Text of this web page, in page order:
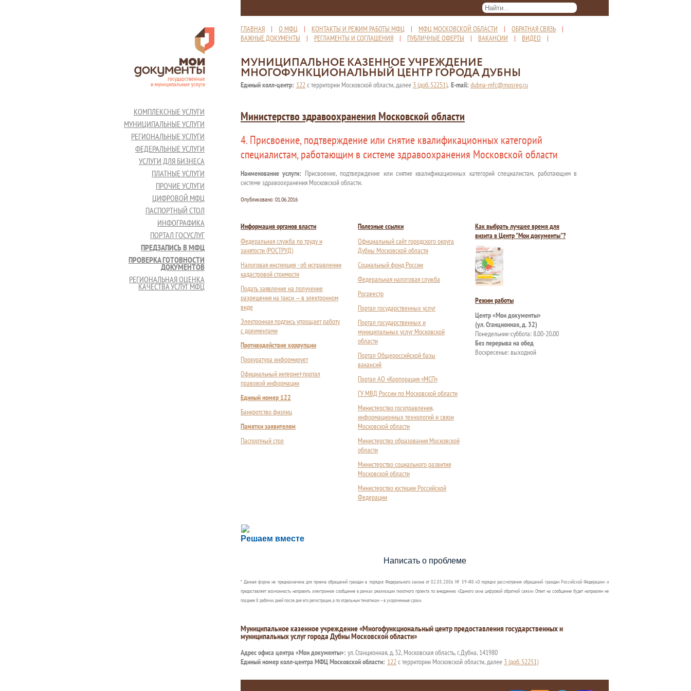
ГЛАВНАЯ | О МФЦ | КОНТАКТЫ И РЕЖИМ РАБОТЫ МФЦ | МФЦ МОСКОВСКОЙ ОБЛАСТИ | ОБРАТНАЯ СВЯЗЬ |
ВАЖНЫЕ ДОКУМЕНТЫ | РЕГЛАМЕНТЫ И СОГЛАШЕНИЯ | ПУБЛИЧНЫЕ ОФЕРТЫ | ВАКАНСИИ | ВИДЕО |
МУНИЦИПАЛЬНОЕ КАЗЕННОЕ УЧРЕЖДЕНИЕ
МНОГОФУНКЦИОНАЛЬНЫЙ ЦЕНТР ГОРОДА ДУБНЫ
Единый колл-центр: 122с территории Московской области, далее 3 (доб. 52251), E-mail: dubna-mfc@mosreg.ru
КОМПЛЕКСНЫЕ УСЛУГИ
МУНИЦИПАЛЬНЫЕ УСЛУГИ
РЕГИОНАЛЬНЫЕ УСЛУГИ
ФЕДЕРАЛЬНЫЕ УСЛУГИ
УСЛУГИ ДЛЯ БИЗНЕСА
ПЛАТНЫЕ УСЛУГИ
ПРОЧИЕ УСЛУГИ
ЦИФРОВОЙ МФЦ
ПАСПОРТНЫЙ СТОЛ
ИНФОГРАФИКА
ПОРТАЛ ГОСУСЛУГ
ПРЕДЗАПИСЬ В МФЦ
ПРОВЕРКА ГОТОВНОСТИ
ДОКУМЕНТОВ
РЕГИОНАЛЬНАЯ ОЦЕНКА
КАЧЕСТВА УСЛУГ МФЦ
Министерство здравоохранения Московской области
4. Присвоение, подтверждение или снятие квалификационных категорий
специалистам, работающим в системе здравоохранения Московской области
Наименование услуги: Присвоение, подтверждение или снятие квалификационных категорий специалистам, работающим в
системе здравоохранения Московской области.
Опубликовано: 01.06.2016
Информация органов власти
Федеральная служба по труду и
занятости (РОСТРУД)
Налоговая инспекция - об исправлении
кадастровой стоимости
Подать заявление на получение
разрешения на такси — в электронном
виде
Электронная подпись упрощает работу
с документами
Противодействие коррупции
Прокуратура информирует
Официальный интернет-портал
правовой информации
Единый номер 122
Банкротство физлиц
Памятки заявителям
Паспортный стол
Полезные ссылки
Официальный сайт городского округа
Дубны Московской области
Социальный фонд России
Федеральная налоговая служба
Росреестр
Портал государственных услуг
Портал государственных и
муниципальных услуг Московской
области
Портал Общероссийской базы
вакансий
Портал АО «Корпорация «МСП»
ГУ МВД России по Московской области
Министерство госуправления,
информационных технологий и связи
Московской области
Министерство образования Московской
области
Министерство социального развития
Московской области
Министерство юстиции Российской
Федерации
Как выбрать лучшее время для
визита в Центр "Мои документы"?
Режим работы
Центр «Мои документы»
(ул. Станционная, д. 32)
Понедельник-суббота: 8.00-20.00
Без перерыва на обед
Воскресенье: выходной
Решаем вместе
Сложности с получением социальной выплаты или пособия?
Сообщите об этом
Написать о проблеме
* Данная форма не предназначена для приема обращений граждан в порядке Федерального закона от 02.05.2006 № 59-ФЗ «О порядке рассмотрения обращений граждан Российской Федерации» и
предоставляет возможность направить электронное сообщение в рамках реализации пилотного проекта по внедрению «Единого окна цифровой обратной связи». Ответ на сообщение будет направлен не
позднее 8 рабочих дней после дня его регистрации, а по отдельным тематикам – в укороченные сроки.
Муниципальное казенное учреждение «Многофункциональный центр предоставления государственных и
муниципальных услуг города Дубны Московской области»
Адрес офиса центра «Мои документы»: ул. Станционная, д. 32, Московская область, г. Дубна, 141980
Единый номер колл-центра МФЦ Московской области: 122с территории Московской области, далее 3 (доб. 52251)